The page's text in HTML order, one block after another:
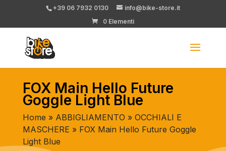
+39 06 7932 0130
info@bike-store.it
0 Elementi
FOX Main Hello Future
Goggle Light Blue
Home » ABBIGLIAMENTO » OCCHIALI E
MASCHERE » FOX Main Hello Future Goggle
Light Blue